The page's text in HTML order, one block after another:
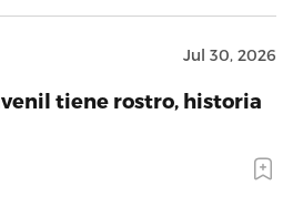
Jul 30, 2026
tiene rostro, historia